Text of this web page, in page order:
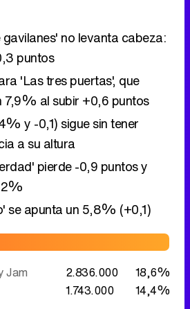
gavilanes' no levanta cabeza:
puntos
'Las tres puertas', que
7,9% al subir +0,6 puntos
y -0,1) sigue sin tener
a su altura
pierde -0,9 puntos y
se apunta un 5,8% (+0,1)
Jam 2.836.000
18,6%
1.743.000 14,4%